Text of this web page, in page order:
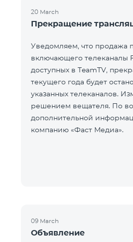
20 March
Прекращение
Уведомляем, что продажа
включающего телеканалы
доступных в TeamTV,
текущего года будет
указанных телеканалов.
решением вещателя. По
дополнительной
компанию «Фаст Медиа».
09 March
Объявление